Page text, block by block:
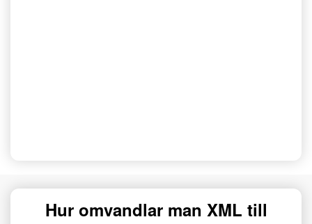
Hur omvandlar man XML till